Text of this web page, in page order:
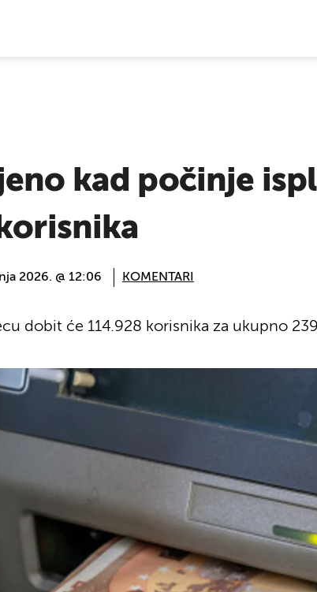
kad počinje
2026. @ 12:06 KOMENTARI
dobit će 114.928 korisnika za ukupno